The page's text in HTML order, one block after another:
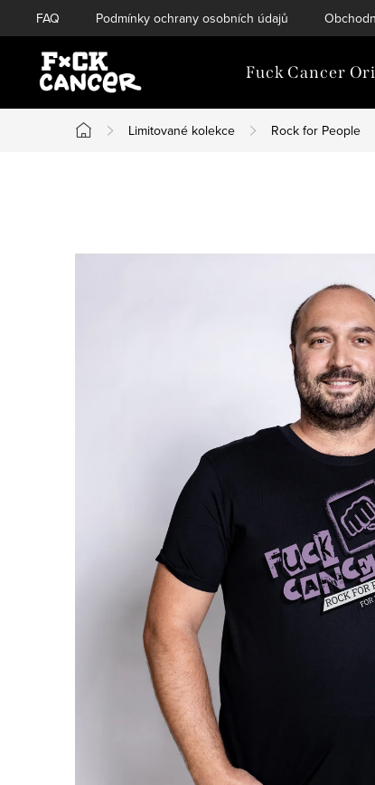
na
FAQ Podmínky ochrany osobních údajů
Fuck Cancer
Domů
Limitované kolekce Rock for People